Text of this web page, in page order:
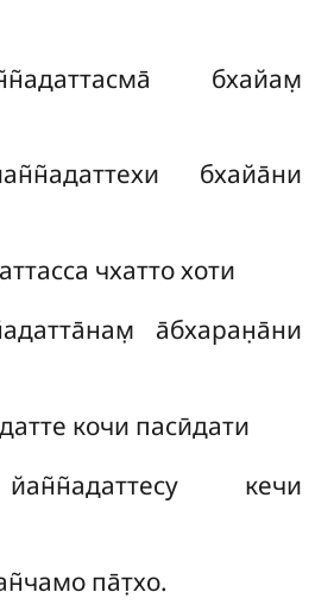
бхайам̣
бхайа̄ни
чхатто хоти
а̄бхаран̣а̄ни
кочи пасӣдати
кечи
па̄т̣хо.